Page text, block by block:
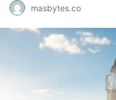
masbytes.co